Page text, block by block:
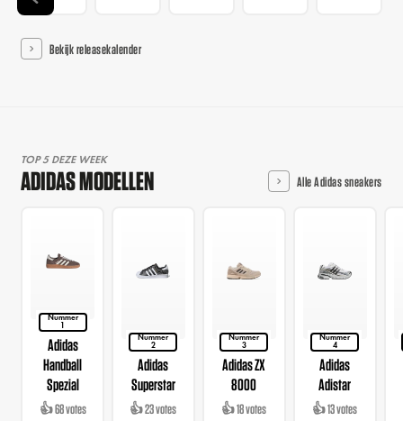
Bekijk releasekalender
TOP 5 DEZE WEEK
ADIDAS MODELLEN Alle Adidas sneakers
Nummer
1
Adidas
Handball
Spezial
👍 68 votes
Nummer
2
Adidas
Superstar
👍 23 votes
Nummer
3
Adidas ZX
8000
👍 18 votes
Nummer
4
Adidas
Adistar
👍 13 votes